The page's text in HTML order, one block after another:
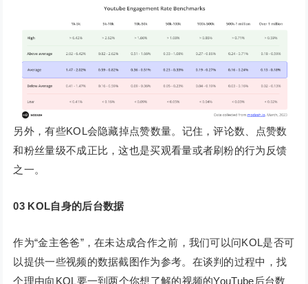
另外，有些KOL会隐藏掉点赞数量。记住，评论数、点赞数
和粉丝量级不成正比，这也是买观看量或者刷粉的行为反馈
之一。
03 KOL自身的后台数据
作为“金主爸爸”，在未达成合作之前，我们可以问KOL是否可
以提供一些视频的数据截图作为参考。在谈判的过程中，找
个理由向KOL要一到两个你想了解的视频的YouTube后台数